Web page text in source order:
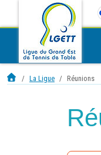
La Ligue Réunions